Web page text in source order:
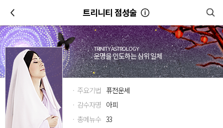
트리니티 점성술
TRINITY ASTROLOGY
운명을 인도하는 삼위 일체
· 주요기법 퓨전운세
· 감수자명 아피
· 총메뉴수 33